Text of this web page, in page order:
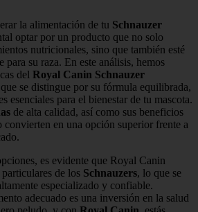
la alimentación de tu Schnauzer
optar por un producto que no solo
nutricionales, sino que también esté
para su raza. En este análisis, hemos
del Royal Canin Schnauzer
se distingue por su fórmula equilibrada,
esenciales para el bienestar de tu mascota.
de alta calidad, así como sus beneficios
convierten en una opción superior frente a
es evidente que Royal Canin
de los Schnauzers, lo que se
especializado y confiable.
adecuado es una inversión en la salud